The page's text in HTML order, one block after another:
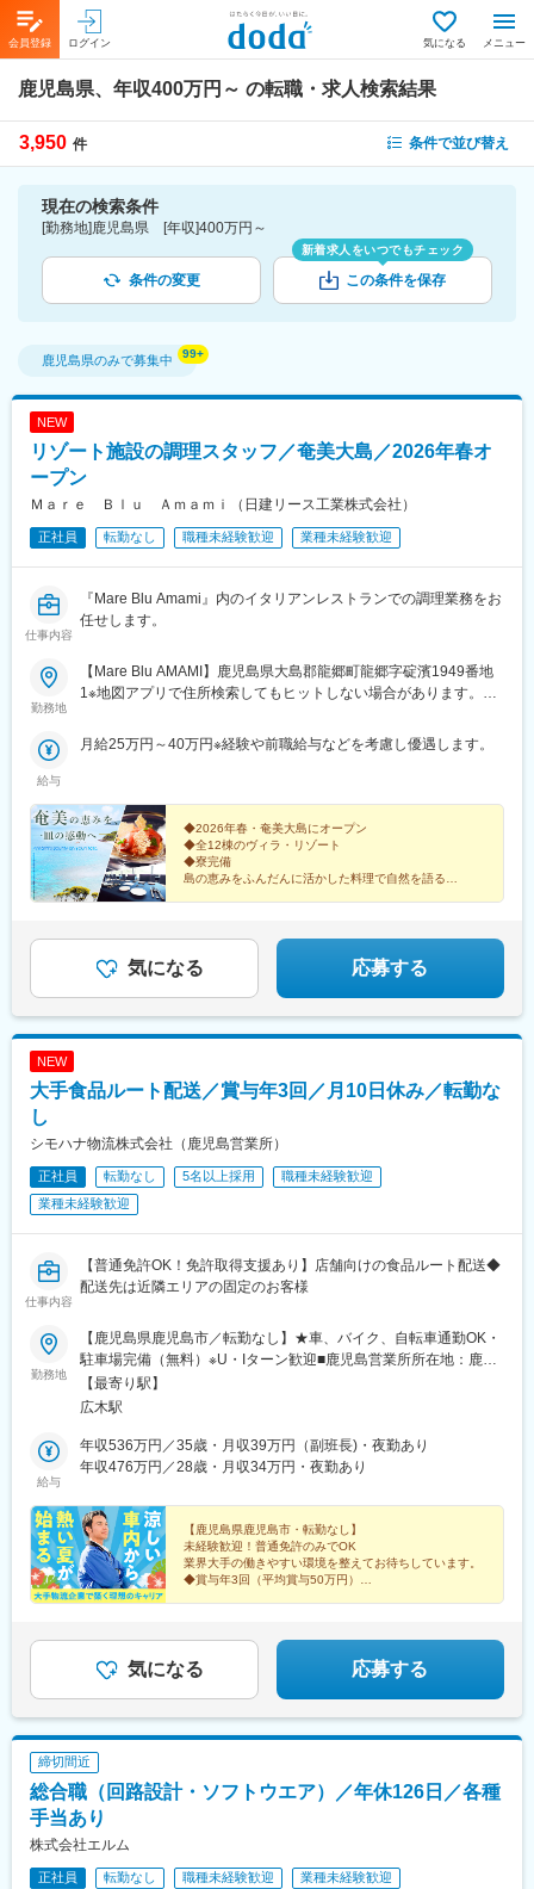
会員登録 ログイン 気になる メニュー
鹿児島県、年収400万円～ の転職・求人検索結果
3,950 件 条件で並び替え
現在の検索条件
[勤務地]鹿児島県 [年収]400万円～
条件の変更
新着求人をいつでもチェック
この条件を保存
鹿児島県のみで募集中
NEW
リゾート施設の調理スタッフ／奄美大島／2026年春オ
ープン
Ｍａｒｅ Ｂｌｕ Ａｍａｍｉ（日建リース工業株式会社）
正社員 転勤なし 職種未経験歓迎 業種未経験歓迎
仕事内容
『Mare Blu Amami』内のイタリアンレストランでの調理業務をお
任せします。
勤務地
【Mare Blu AMAMI】鹿児島県大島郡龍郷町龍郷字碇濱1949番地
1※地図アプリで住所検索してもヒットしない場合があります。そ
い。※転勤なし※受動喫煙対策あり（屋内禁煙）★家賃の8割を会
可能です。その場合、家賃の8割を会社が負担します。※寮および
家賃負担制度の適用には、お住まいの地域などの規定がありま
す。※龍郷地区の場合、2DKの家賃相場は6万円～7万円程度です
（2025年9月現在）。★Mare Blu AMAMIから車での所要時間★龍
郷町役場：約10分スーパーマーケット：約10分ホームセンターと
スーパーの大型商業施設：約20分名瀬市街（島の中心部）：約40
給与
月給25万円～40万円※経験や前職給与などを考慮し優遇します。
◆2026年春・奄美大島にオープン
◆全12棟のヴィラ・リゾート
◆寮完備
島の恵みをふんだんに活かした料理で自然を語る。
気になる 応募する
NEW
大手食品ルート配送／賞与年3回／月10日休み／転勤な
し
シモハナ物流株式会社（鹿児島営業所）
正社員 転勤なし 5名以上採用
職種未経験歓迎
業種未経験歓迎
仕事内容
【普通免許OK！免許取得支援あり】店舗向けの食品ルート配送◆
配送先は近隣エリアの固定のお客様
勤務地
【鹿児島県鹿児島市／転勤なし】★車、バイク、自転車通勤OK・
駐車場完備（無料）※U・Iターン歓迎■鹿児島営業所所在地：鹿児
島県鹿児島市西別府町2941-51※室内原則禁煙（屋外喫煙スペース
有）
【最寄り駅】
広木駅
給与
年収536万円／35歳・月収39万円（副班長)・夜勤あり
年収476万円／28歳・月収34万円・夜勤あり
【鹿児島県鹿児島市・転勤なし】
未経験歓迎！普通免許のみでOK
業界大手の働きやすい環境を整えてお待ちしています。
◆賞与年3回（平均賞与50万円）
気になる 応募する
締切間近
総合職（回路設計・ソフトウエア）／年休126日／各種
手当あり
株式会社エルム
正社員 転勤なし 職種未経験歓迎 業種未経験歓迎